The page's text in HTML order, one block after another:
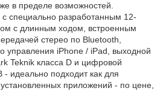
в пределе возможностей.
специально разработанным 12-
с длинным ходом, встроенным
стерео по Bluetooth,
управления iPhone / iPad, выходной
Teknik класса D и цифровой
- идеально подходит как для
приложений - по цене,